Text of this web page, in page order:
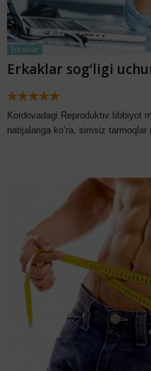
Erkaklar
Erkaklar sog‘ligi
Kordovadagi Reproduktiv tibbiyot
natijalariga ko‘ra, simsiz tarmoqlar